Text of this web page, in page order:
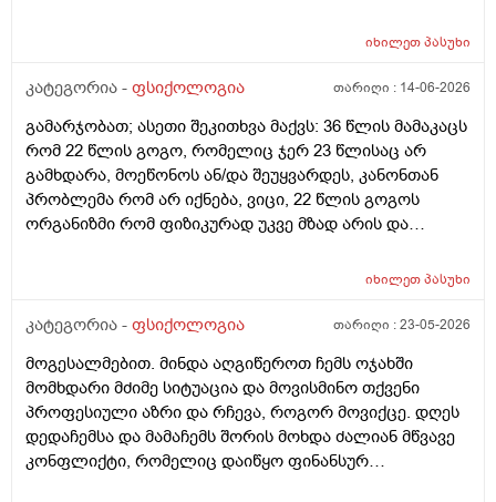
იხილეთპასუხი
კატეგორია - ფსიქოლოგია თარიღი : 14-06-2026
გამარჯობათ; ასეთი შეკითხვა მაქვს: 36 წლის მამაკაცს
რომ 22 წლის გოგო, რომელიც ჯერ 23 წლისაც არ
გამხდარა, მოეწონოს ან/და შეუყვარდეს, კანონთან
პრობლემა რომ არ იქნება, ვიცი, 22 წლის გოგოს
ორგანიზმი რომ ფიზიკურად უკვე მზად არის და
ურთიერთობისთვის, ეგეც ვიცი, მაგრამ მაინტერესებს,
გადახრად ხომ არ ითვლება 22 წლის გოგოს მოწონება
წარმომადგენლის? თუ 36 წლის მამაკაცსა და 22 წლის
გოგოს, ნებაყოფლობით, ყოველგვარი ძალადობისა
და იძულების გარეშე ექნებათ სექსი, ეს ხომ არ
მეტყველებს მამაკაცის რაიმე ფსიქოლოგიურ
გადახრაზე? ასაკით უფროს ქალს ან კაცს რომ
იხილეთპასუხი
კატეგორია - ფსიქოლოგია თარიღი :23-05-2026
მოგესალმებით. მინდა აღგიწეროთ ჩემს ოჯახში
მომხდარი მძიმე სიტუაცია და მოვისმინო თქვენი
პროფესიული აზრი და რჩევა, როგორ მოვიქცე. დღეს
დედაჩემსა და მამაჩემს შორის მოხდა ძალიან მწვავე
კონფლიქტი, რომელიც დაიწყო ფინანსურ